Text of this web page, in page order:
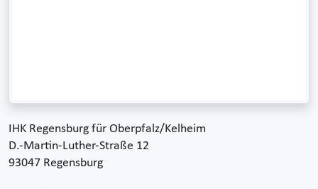
IHK Regensburg für Oberpfalz/Kelheim
D.-Martin-Luther-Straße 12
93047 Regensburg